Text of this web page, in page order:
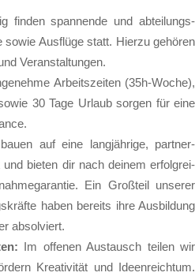
fin­den span­nen­de und ab­tei­lungs­
so­wie Aus­flü­ge statt. Hier­zu ge­hö­ren
Ver­an­stal­tun­gen.
Ar­beits­zei­ten (35h-Wo­che),
30 Ta­ge Ur­laub sor­gen für ei­ne
auf ei­ne lang­jäh­ri­ge, part­ner­
bie­ten dir nach dei­nem er­folg­rei­
Ein Groß­teil un­se­rer
ha­ben be­reits ih­re Aus­bil­dung
ab­sol­viert.
Im of­fe­nen Aus­tausch tei­len wir
Krea­ti­vi­tät und Ide­en­reich­tum.